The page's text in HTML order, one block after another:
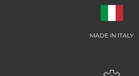
MADE IN ITALY